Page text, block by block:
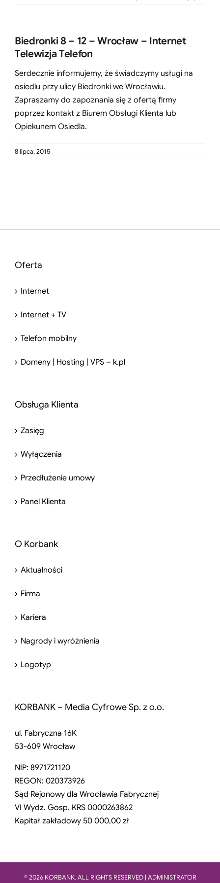
Biedronki 8 – 12 – Wrocław – Internet
Telewizja Telefon
Serdecznie informujemy, że świadczymy usługi na
osiedlu przy ulicy Biedronki we Wrocławiu.
Zapraszamy do zapoznania się z ofertą firmy
poprzez kontakt z Biurem Obsługi Klienta lub
Opiekunem Osiedla.
8 lipca, 2015
Oferta
Internet
Internet + TV
Telefon mobilny
Domeny | Hosting | VPS – k.pl
Obsługa Klienta
Zasięg
Wyłączenia
Przedłużenie umowy
Panel Klienta
O Korbank
Aktualności
Firma
Kariera
Nagrody i wyróżnienia
Logotyp
KORBANK – Media Cyfrowe Sp. z o.o.
ul. Fabryczna 16K
53-609 Wrocław
NIP: 8971721120
REGON: 020373926
Sąd Rejonowy dla Wrocławia Fabrycznej
VI Wydz. Gosp. KRS 0000263862
Kapitał zakładowy 50 000,00 zł
© 2026 KORBANK. ALL RIGHTS RESERVED | ADMINISTRATOR